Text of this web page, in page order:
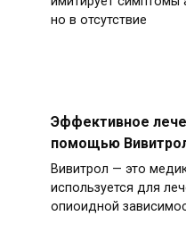
но в отсутствие
Эффективное
помощью
Вивитрол — это
используется для
опиоидной